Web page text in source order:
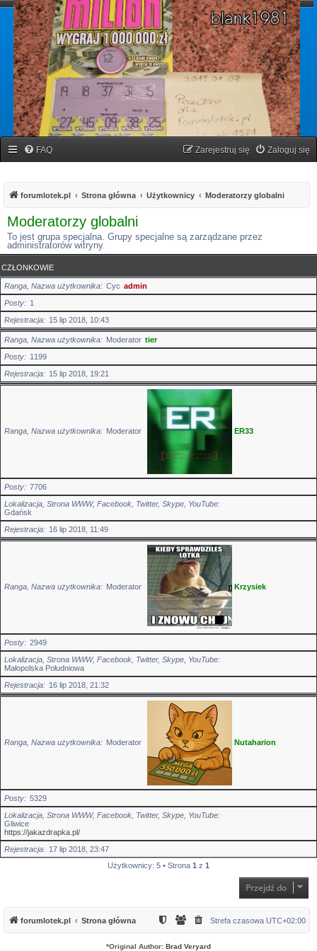
forumlotek.pl
Forum gier liczbowych
FAQ Zaloguj się
Zarejestruj się
forumlotek.pl Strona główna Użytkownicy Moderatorzy globalni
Moderatorzy globalni
To jest grupa specjalna. Grupy specjalne są zarządzane przez
administratorów witryny.
CZŁONKOWIE
Ranga, Nazwa użytkownika Cyc admin
Posty
1
Rejestracja
15 lip 2018, 10:43
Ranga, Nazwa użytkownika Moderator tier
Posty
1199
Rejestracja
15 lip 2018, 19:21
Ranga, Nazwa użytkownika Moderator ER33
Posty
7706
Lokalizacja, Strona WWW, Facebook, Twitter, Skype, YouTube
Gdańsk
Rejestracja
16 lip 2018, 11:49
Ranga, Nazwa użytkownika Moderator Krzysiek
Posty
2949
Lokalizacja, Strona WWW, Facebook, Twitter, Skype, YouTube
Małopolska Południowa
Rejestracja
16 lip 2018, 21:32
Ranga, Nazwa użytkownika Moderator Nutaharion
Posty
5329
Lokalizacja, Strona WWW, Facebook, Twitter, Skype, YouTube
Gliwice
https://jakazdrapka.pl/
Rejestracja
17 lip 2018, 23:47
Użytkownicy: 5 • Strona 1 z 1
Przejdź do
forumlotek.pl Strona główna Strefa czasowa UTC+02:00
*Original Author: Brad Veryard